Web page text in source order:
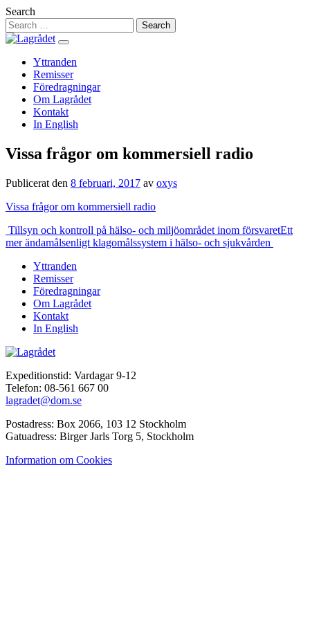
Hoppa
till
innehåll
Search
Yttranden
Remisser
Föredragningar
Om Lagrådet
Kontakt
In English
Vissa frågor om kommersiell radio
Publicerat den 8 februari, 2017 av oxys
Vissa frågor om kommersiell radio
Inläggsnavigering
Tillsyn och kontroll på hälso- och miljöområdet inom försvaretEtt
mer ändamålsenligt klagomålssystem i hälso- och sjukvården
Yttranden
Remisser
Föredragningar
Om Lagrådet
Kontakt
In English
Expeditionstid: Vardagar 9-12
Telefon: 08-561 667 00
lagradet@dom.se
Postadress: Box 2066, 103 12 Stockholm
Gatuadress: Birger Jarls Torg 5, Stockholm
Information om Cookies